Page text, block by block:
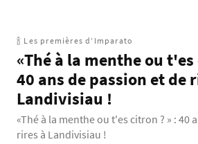
🍾 Les premières d’Imparato
«Thé à la menthe ou
40 ans de passion et de
Landivisiau !
«Thé à la menthe ou t'es citron ? » : 40
rires à Landivisiau !